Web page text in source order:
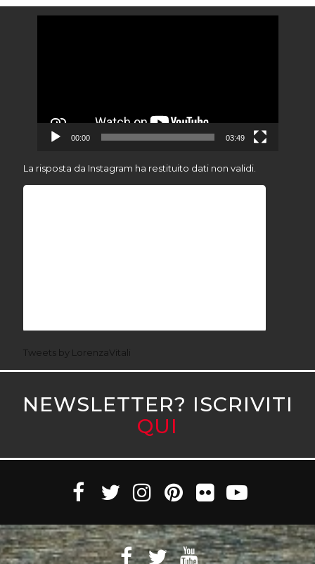
00:00 03:49
La risposta da Instagram ha restituito dati non validi.
Tweets by LorenzaVitali
NEWSLETTER? ISCRIVITI
QUI